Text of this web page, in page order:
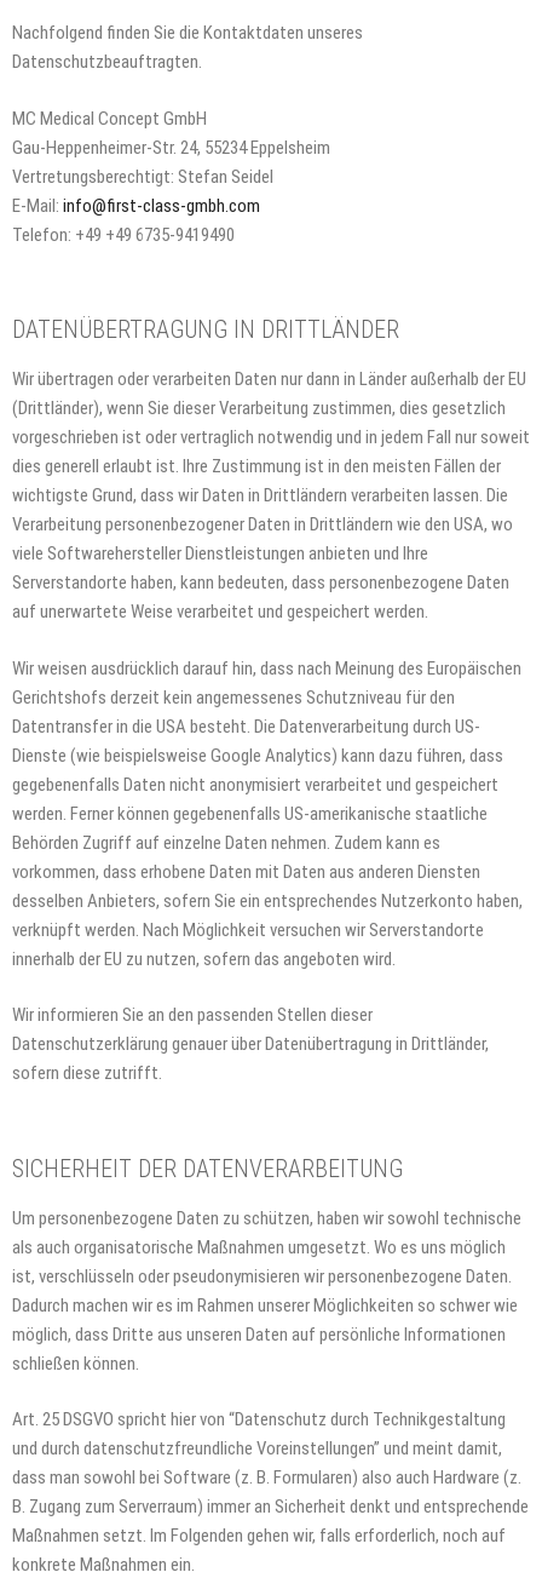
Nachfolgend finden Sie die Kontaktdaten unseres
Datenschutzbeauftragten.
MC Medical Concept GmbH
Gau-Heppenheimer-Str. 24, 55234 Eppelsheim
Vertretungsberechtigt: Stefan Seidel
E-Mail: info@first-class-gmbh.com
Telefon: +49 +49 6735-9419490
DATENÜBERTRAGUNG IN DRITTLÄNDER
Wir übertragen oder verarbeiten Daten nur dann in Länder außerhalb der EU
(Drittländer), wenn Sie dieser Verarbeitung zustimmen, dies gesetzlich
vorgeschrieben ist oder vertraglich notwendig und in jedem Fall nur soweit
dies generell erlaubt ist. Ihre Zustimmung ist in den meisten Fällen der
wichtigste Grund, dass wir Daten in Drittländern verarbeiten lassen. Die
Verarbeitung personenbezogener Daten in Drittländern wie den USA, wo
viele Softwarehersteller Dienstleistungen anbieten und Ihre
Serverstandorte haben, kann bedeuten, dass personenbezogene Daten
auf unerwartete Weise verarbeitet und gespeichert werden.
Wir weisen ausdrücklich darauf hin, dass nach Meinung des Europäischen
Gerichtshofs derzeit kein angemessenes Schutzniveau für den
Datentransfer in die USA besteht. Die Datenverarbeitung durch US-
Dienste (wie beispielsweise Google Analytics) kann dazu führen, dass
gegebenenfalls Daten nicht anonymisiert verarbeitet und gespeichert
werden. Ferner können gegebenenfalls US-amerikanische staatliche
Behörden Zugriff auf einzelne Daten nehmen. Zudem kann es
vorkommen, dass erhobene Daten mit Daten aus anderen Diensten
desselben Anbieters, sofern Sie ein entsprechendes Nutzerkonto haben,
verknüpft werden. Nach Möglichkeit versuchen wir Serverstandorte
innerhalb der EU zu nutzen, sofern das angeboten wird.
Wir informieren Sie an den passenden Stellen dieser
Datenschutzerklärung genauer über Datenübertragung in Drittländer,
sofern diese zutrifft.
SICHERHEIT DER DATENVERARBEITUNG
Um personenbezogene Daten zu schützen, haben wir sowohl technische
als auch organisatorische Maßnahmen umgesetzt. Wo es uns möglich
ist, verschlüsseln oder pseudonymisieren wir personenbezogene Daten.
Dadurch machen wir es im Rahmen unserer Möglichkeiten so schwer wie
möglich, dass Dritte aus unseren Daten auf persönliche Informationen
schließen können.
Art. 25 DSGVO spricht hier von “Datenschutz durch Technikgestaltung
und durch datenschutzfreundliche Voreinstellungen” und meint damit,
dass man sowohl bei Software (z. B. Formularen) also auch Hardware (z.
B. Zugang zum Serverraum) immer an Sicherheit denkt und entsprechende
Maßnahmen setzt. Im Folgenden gehen wir, falls erforderlich, noch auf
konkrete Maßnahmen ein.